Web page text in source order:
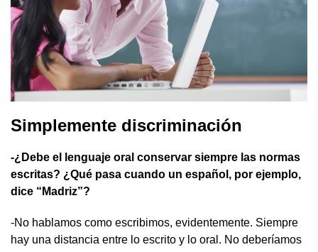
Simplemente discriminación
-¿Debe el lenguaje oral conservar siempre las normas
escritas? ¿Qué pasa cuando un español, por ejemplo,
dice “Madriz”?
-No hablamos como escribimos, evidentemente. Siempre
hay una distancia entre lo escrito y lo oral. No deberíamos